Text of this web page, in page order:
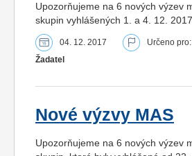
Upozorňujeme na 6 nových výzev
skupin vyhlášených 1. a 4. 12. 2017.
04. 12. 2017 Určeno pro:
Žadatel
Nové výzvy MAS
Upozorňujeme na 6 nových výzev